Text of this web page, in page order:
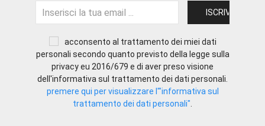
acconsento al trattamento dei miei dati
personali secondo quanto previsto della legge sulla
privacy eu 2016/679 e di aver preso visione
dell'informativa sul trattamento dei dati personali.
premere qui per visualizzare l'"informativa sul
trattamento dei dati personali"